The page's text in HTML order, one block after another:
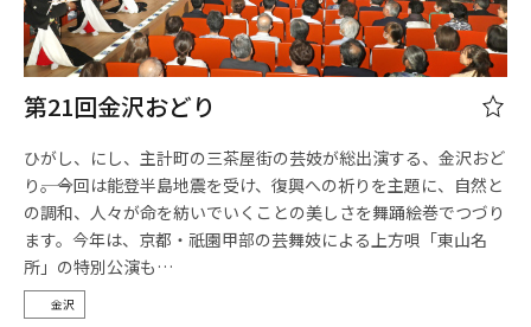
第21回金沢おどり
ひがし、にし、主計町の三茶屋街の芸妓が総出演する、金沢おど
り――。今回は能登半島地震を受け、復興への祈りを主題に、自然と
の調和、人々が命を紡いでいくことの美しさを舞踊絵巻でつづり
ます。今年は、京都・祇園甲部の芸舞妓による上方唄「東山名
所」の特別公演も…
金沢